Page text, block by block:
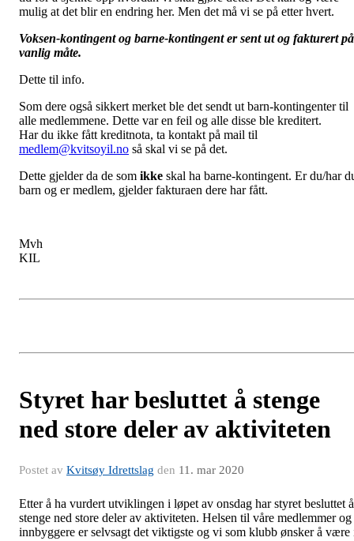
mulig at det blir en endring her. Men det må vi se på etter hvert.
Voksen-kontingent og barne-kontingent er sent ut og fakturert på
vanlig måte.
Dette til info.
Som dere også sikkert merket ble det sendt ut barn-kontingenter til
alle medlemmene. Dette var en feil og alle disse ble kreditert.
Har du ikke fått kreditnota, ta kontakt på mail til
medlem@kvitsoyil.no så skal vi se på det.
Dette gjelder da de som ikke skal ha barne-kontingent. Er du/har
barn og er medlem, gjelder fakturaen dere har fått.
Mvh
KIL
Styret har besluttet å stenge
ned store deler av aktiviteten
Postet av Kvitsøy Idrettslag den 11. mar 2020
Etter å ha vurdert utviklingen i løpet av onsdag har styret besluttet å
stenge ned store deler av aktiviteten. Helsen til våre medlemmer og
innbyggere er selvsagt det viktigste og vi som klubb ønsker å være